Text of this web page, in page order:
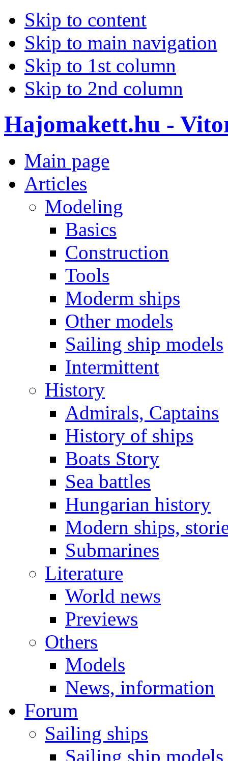
Skip to content
Skip to main navigation
Skip to 1st column
Skip to 2nd column
Hajomakett.hu -
Main page
Articles
Modeling
Basics
Construction
Tools
Moderm ships
Other models
Sailing ship models
Intermittent
History
Admirals, Captains
History of ships
Boats Story
Sea battles
Hungarian history
Modern ships,
Submarines
Literature
World news
Previews
Others
Models
News, information
Forum
Sailing ships
Sailing ship models